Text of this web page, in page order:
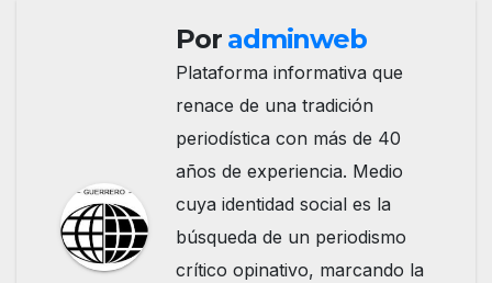
Por adminweb
Plataforma informativa que
renace de una tradición
periodística con más de 40
años de experiencia. Medio
cuya identidad social es la
búsqueda de un periodismo
crítico opinativo, marcando la